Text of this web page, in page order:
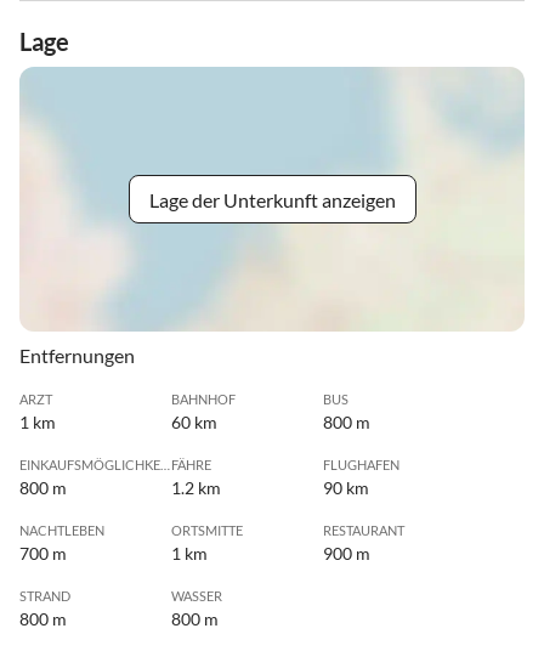
Lage
Lage der Unterkunft anzeigen
Entfernungen
ARZT
1 km
BAHNHOF
60 km
BUS
800 m
800 m
FÄHRE
1.2 km
FLUGHAFEN
90 km
NACHTLEBEN
700 m
ORTSMITTE
1 km
RESTAURANT
900 m
STRAND
800 m
WASSER
800 m